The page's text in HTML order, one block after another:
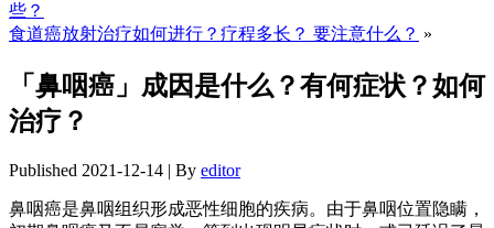
些？
食道癌放射治疗如何进行？疗程多长？ 要注意什么？ »
「鼻咽癌」成因是什么？有何症状？如何
治疗？
Published 2021-12-14 | By editor
鼻咽癌是鼻咽组织形成恶性细胞的疾病。由于鼻咽位置隐瞒，